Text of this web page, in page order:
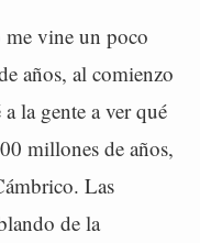
vine un poco
años, al comienzo
la gente a ver qué
millones de años,
Las
de la